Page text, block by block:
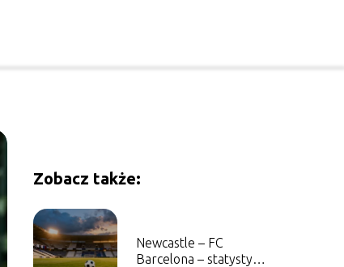
Zobacz także:
Newcastle – FC
Barcelona – statystyki,